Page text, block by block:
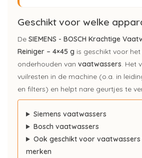
Geschikt voor welke
De SIEMENS - BOSCH Krachtige
Reiniger – 4×45 g is geschikt voor het
onderhouden van vaatwassers. Het
vuilresten in de machine (o.a. in
en filters) en helpt nare geurtjes te
Siemens vaatwassers
Bosch vaatwassers
Ook geschikt voor
merken